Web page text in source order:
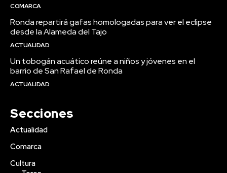
COMARCA
Ronda repartirá gafas homologadas para ver el eclipse
desde la Alameda del Tajo
ACTUALIDAD
Un tobogán acuático reúne a niños y jóvenes en el
barrio de San Rafael de Ronda
ACTUALIDAD
Secciones
Actualidad
Comarca
Cultura